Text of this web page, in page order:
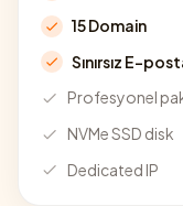
15 Domain
Sınırsız E-
Profesyonel
NVMe SSD disk
Dedicated IP